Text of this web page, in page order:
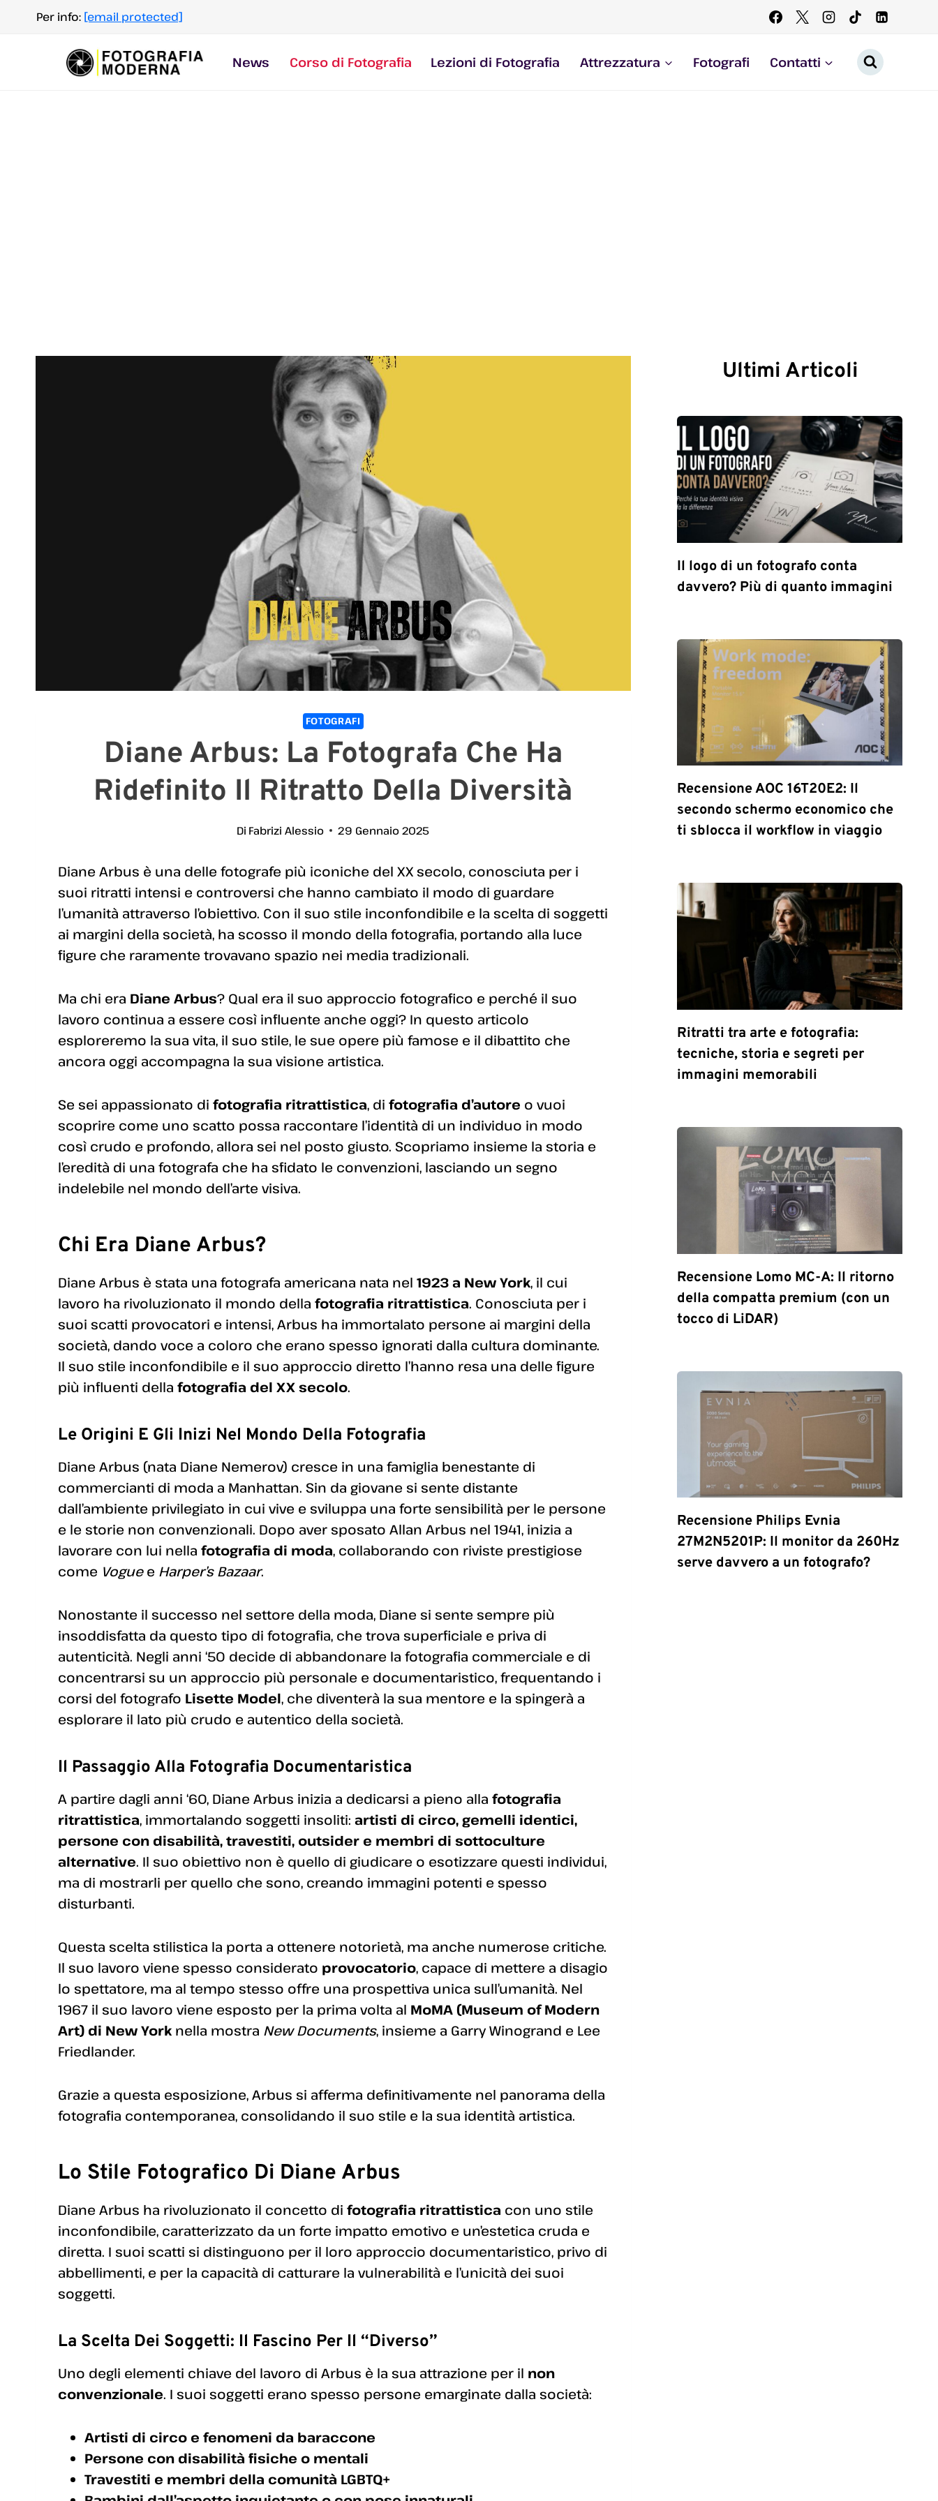
contenuto
Per info: [email protected]
News Corso di Fotografia Lezioni di Fotografia Attrezzatura Fotografi Contatti
FOTOGRAFI
Diane Arbus: La Fotografa Che Ha
Ridefinito Il Ritratto Della Diversità
Di Fabrizi Alessio 29 Gennaio 2025
Diane Arbus è una delle fotografe più iconiche del XX secolo, conosciuta per i
suoi ritratti intensi e controversi che hanno cambiato il modo di guardare
l’umanità attraverso l’obiettivo. Con il suo stile inconfondibile e la scelta di soggetti
ai margini della società, ha scosso il mondo della fotografia, portando alla luce
figure che raramente trovavano spazio nei media tradizionali.
Ma chi era Diane Arbus? Qual era il suo approccio fotografico e perché il suo
lavoro continua a essere così influente anche oggi? In questo articolo
esploreremo la sua vita, il suo stile, le sue opere più famose e il dibattito che
ancora oggi accompagna la sua visione artistica.
Se sei appassionato di fotografia ritrattistica, di fotografia d’autore o vuoi
scoprire come uno scatto possa raccontare l’identità di un individuo in modo
così crudo e profondo, allora sei nel posto giusto. Scopriamo insieme la storia e
l’eredità di una fotografa che ha sfidato le convenzioni, lasciando un segno
indelebile nel mondo dell’arte visiva.
Chi Era Diane Arbus?
Diane Arbus è stata una fotografa americana nata nel 1923 a New York, il cui
lavoro ha rivoluzionato il mondo della fotografia ritrattistica. Conosciuta per i
suoi scatti provocatori e intensi, Arbus ha immortalato persone ai margini della
società, dando voce a coloro che erano spesso ignorati dalla cultura dominante.
Il suo stile inconfondibile e il suo approccio diretto l’hanno resa una delle figure
più influenti della fotografia del XX secolo.
Le Origini E Gli Inizi Nel Mondo Della Fotografia
Diane Arbus (nata Diane Nemerov) cresce in una famiglia benestante di
commercianti di moda a Manhattan. Sin da giovane si sente distante
dall’ambiente privilegiato in cui vive e sviluppa una forte sensibilità per le persone
e le storie non convenzionali. Dopo aver sposato Allan Arbus nel 1941, inizia a
lavorare con lui nella fotografia di moda, collaborando con riviste prestigiose
come Voguee Harper’s Bazaar.
Nonostante il successo nel settore della moda, Diane si sente sempre più
insoddisfatta da questo tipo di fotografia, che trova superficiale e priva di
autenticità. Negli anni ‘50 decide di abbandonare la fotografia commerciale e di
concentrarsi su un approccio più personale e documentaristico, frequentando i
corsi del fotografo Lisette Model, che diventerà la sua mentore e la spingerà a
esplorare il lato più crudo e autentico della società.
Il Passaggio Alla Fotografia Documentaristica
A partire dagli anni ‘60, Diane Arbus inizia a dedicarsi a pieno alla fotografia
ritrattistica, immortalando soggetti insoliti: artisti di circo, gemelli identici,
persone con disabilità, travestiti, outsider e membri di sottoculture
alternative. Il suo obiettivo non è quello di giudicare o esotizzare questi individui,
ma di mostrarli per quello che sono, creando immagini potenti e spesso
disturbanti.
Questa scelta stilistica la porta a ottenere notorietà, ma anche numerose critiche.
Il suo lavoro viene spesso considerato provocatorio, capace di mettere a disagio
lo spettatore, ma al tempo stesso offre una prospettiva unica sull’umanità. Nel
1967 il suo lavoro viene esposto per la prima volta al MoMA (Museum of Modern
Art) di New York nella mostra New Documents, insieme a Garry Winogrand e Lee
Friedlander.
Grazie a questa esposizione, Arbus si afferma definitivamente nel panorama della
fotografia contemporanea, consolidando il suo stile e la sua identità artistica.
Lo Stile Fotografico Di Diane Arbus
Diane Arbus ha rivoluzionato il concetto di fotografia ritrattistica con uno stile
inconfondibile, caratterizzato da un forte impatto emotivo e un’estetica cruda e
diretta. I suoi scatti si distinguono per il loro approccio documentaristico, privo di
abbellimenti, e per la capacità di catturare la vulnerabilità e l’unicità dei suoi
soggetti.
La Scelta Dei Soggetti: Il Fascino Per Il “diverso”
Uno degli elementi chiave del lavoro di Arbus è la sua attrazione per il non
convenzionale. I suoi soggetti erano spesso persone emarginate dalla società:
Artisti di circo e fenomeni da baraccone
Persone con disabilità fisiche o mentali
Travestiti e membri della comunità LGBTQ+
Ultimi Articoli
Il logo di un fotografo conta
davvero? Più di quanto immagini
Recensione AOC 16T20E2: Il
secondo schermo economico che
ti sblocca il workflow in viaggio
Ritratti tra arte e fotografia:
tecniche, storia e segreti per
immagini memorabili
Recensione Lomo MC-A: Il ritorno
della compatta premium (con un
tocco di LiDAR)
Recensione Philips Evnia
27M2N5201P: Il monitor da 260Hz
serve davvero a un fotografo?